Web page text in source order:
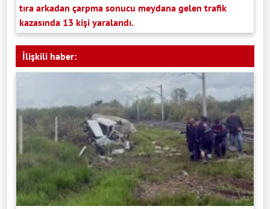
tıra arkadan çarpma sonucu meydana gelen trafik
kazasında 13 kişi yaralandı.
İlişkili haber: